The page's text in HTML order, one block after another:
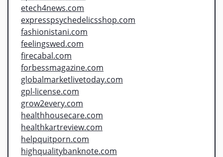
etech4news.com
expresspsychedelicsshop.com
fashionistani.com
feelingswed.com
firecabal.com
forbessmagazine.com
globalmarketlivetoday.com
gpl-license.com
grow2every.com
healthhousecare.com
healthkartreview.com
helpquitporn.com
highqualitybanknote.com